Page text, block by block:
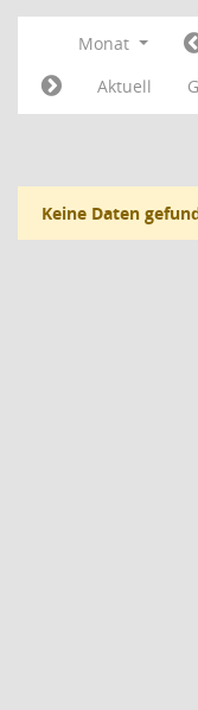
Monat
Aktuell
Keine Daten